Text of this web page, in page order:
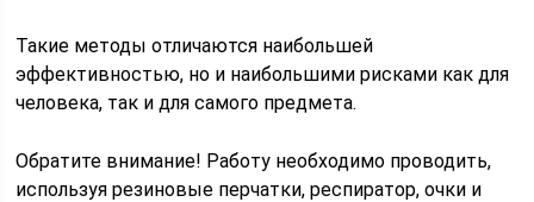
Такие методы отличаются наибольшей
эффективностью, но и наибольшими рисками как для
человека, так и для самого предмета.
Обратите внимание! Работу необходимо проводить,
используя резиновые перчатки, респиратор, очки и